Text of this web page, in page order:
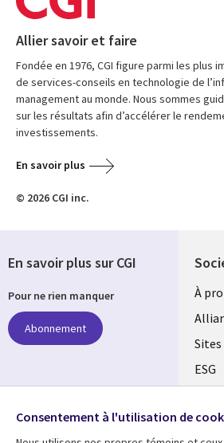
Allier savoir et faire
Fondée en 1976, CGI figure parmi les plus
de services-conseils en technologie de
management au monde. Nous sommes
sur les résultats afin d’accélérer le
investissements.
En savoir plus
© 2026 CGI inc.
À
Sites
ESG
En savoir plus sur CGI
Pour ne rien manquer
Abonnement
Suivez-nous
Consentement à l'utilisation de